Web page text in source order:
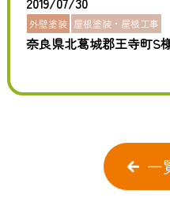
外壁塗装 屋根塗装・屋根工事
奈良県北葛城郡王寺町S
一